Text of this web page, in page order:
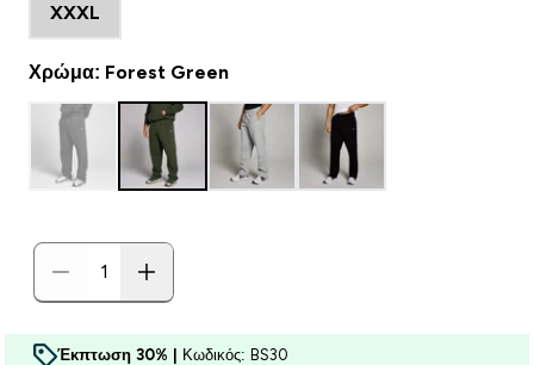
XXXL
Χρώμα: Forest Green
Έκπτωση 30% | Κωδικός: BS30